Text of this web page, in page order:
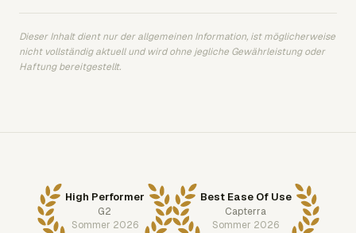
Dieser Inhalt dient nur der allgemeinen Information, ist möglicherweise
nicht vollständig aktuell und wird ohne jegliche Gewährleistung oder
Haftung bereitgestellt.
High Performer
G2
Sommer 2026
Best Ease Of Use
Capterra
Sommer 2026